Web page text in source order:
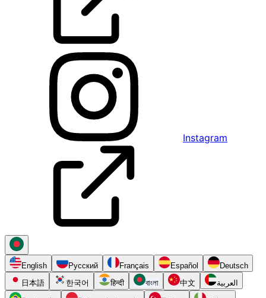
Instagram
English Русский Français Español
Deutsch
日本語
한국어 हिन्दी বাংলা 中文 العربية